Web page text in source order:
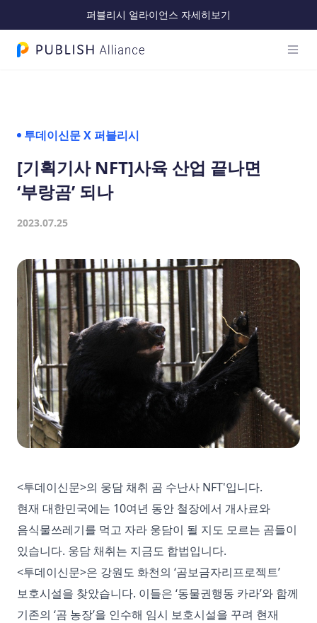
퍼블리시 얼라이언스 자세히보기
PUBLISH Alliance 로고 메인
투데이신문 X 퍼블리시
[기획기사 NFT]사육 산업 끝나면
‘부랑곰’ 되나
2023.07.25
<투데이신문>의 웅담 채취 곰 수난사 NFT'입니다.
현재 대한민국에는 10여년 동안 철장에서 개사료와
음식물쓰레기를 먹고 자라 웅담이 될 지도 모르는 곰들이
있습니다. 웅담 채취는 지금도 합법입니다.
<투데이신문>은 강원도 화천의 ‘곰보금자리프로젝트’
보호시설을 찾았습니다. 이들은 ‘동물권행동 카라’와 함께
기존의 ‘곰 농장’을 인수해 임시 보호시설을 꾸려 현재